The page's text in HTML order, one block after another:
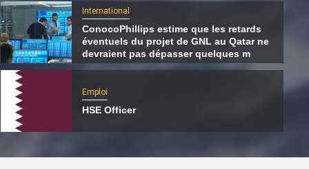
compagnies du Golfe face au défi de la
retrouvée
7 août 2026 Qatarien
International
ConocoPhillips estime que les retards
éventuels du projet de GNL au Qatar ne
devraient pas dépasser quelques m
Emploi
HSE Officer